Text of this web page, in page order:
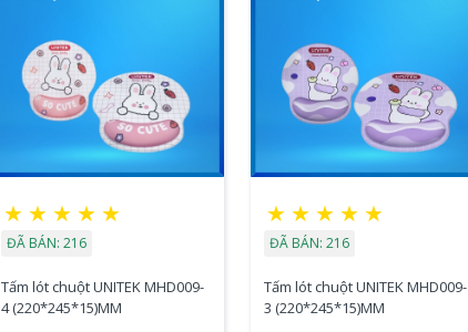
★ ★ ★ ★ ★
ĐÃ BÁN: 216
Tấm lót chuột UNITEK MHD009-
4 (220*245*15)MM
★ ★ ★ ★ ★
ĐÃ BÁN: 216
Tấm lót chuột UNITEK MHD009-
3 (220*245*15)MM